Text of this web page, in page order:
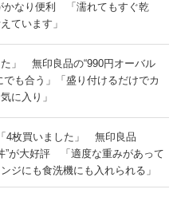
かなり便利 「濡れてもすぐ乾
ています」
た」 無印良品の“990円オーバル
も合う」「盛り付けるだけでカ
に入り」
4枚買いました」 無印良品
”が大好評 「適度な重みがあって
ジにも食洗機にも入れられる」